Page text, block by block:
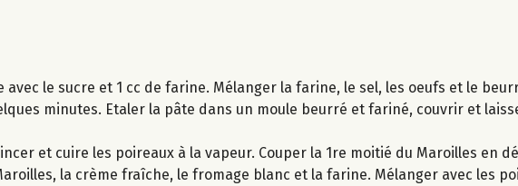
le sucre et 1 cc de farine. Mélanger la farine, le sel, les oeufs et le
minutes. Etaler la pâte dans un moule beurré et fariné, couvrir et
et cuire les poireaux à la vapeur. Couper la 1re moitié du Maroilles en
la crème fraîche, le fromage blanc et la farine. Mélanger avec les